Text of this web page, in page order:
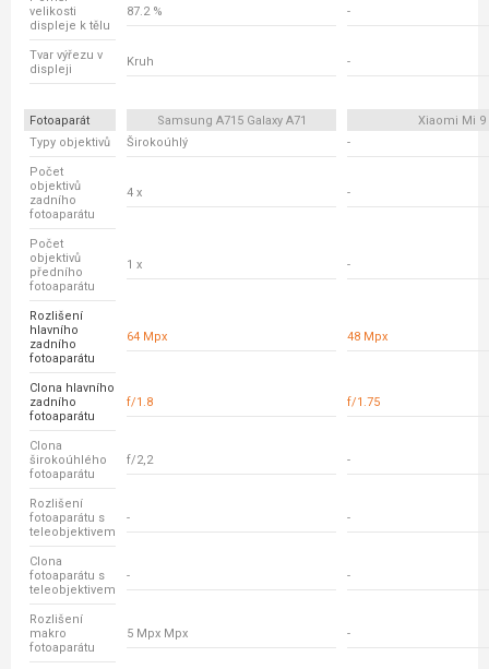
velikosti
displeje k tělu
87.2 % -
Tvar výřezu v
displeji
Kruh -
Fotoaparát Samsung A715 Galaxy A71
Xiaomi Mi 9
Typy objektivů
Širokoúhlý -
Počet
objektivů
zadního
fotoaparátu
4 x -
Počet
objektivů
předního
fotoaparátu
1 x -
Rozlišení
hlavního
zadního
fotoaparátu
64 Mpx 48 Mpx
Clona hlavního
zadního
fotoaparátu
f/1.8 f/1.75
Clona
širokoúhlého
fotoaparátu
f/2,2 -
Rozlišení
fotoaparátu s
teleobjektivem
- -
Clona
fotoaparátu s
teleobjektivem
- -
Rozlišení
makro
fotoaparátu
5 Mpx Mpx -